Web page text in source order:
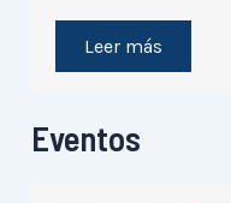
Leer más
Eventos